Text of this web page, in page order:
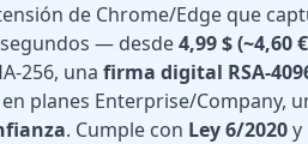
de Chrome/Edge que
— desde4,99 $ (~4,60
256, una firma digital RSA-
planes Enterprise/Company,
. Cumple con Ley 6/2020y